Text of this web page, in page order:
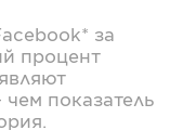
за
процент
показатель